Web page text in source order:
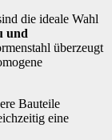
die ideale Wahl
und
überzeugt
Bauteile
eine